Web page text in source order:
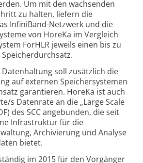
Um mit den wachsenden
zu halten, liefern die
InfiniBand-Netzwerk und die
von HoreKa im Vergleich
ForHLR jeweils einen bis zu
soll zusätzlich die
auf externen Speicher­systemen
garantieren. HoreKa ist auch
s Datenrate an die „Large Scale
des SCC angebunden, die seit
Infrastruktur für die
Archivierung und Analyse
bietet.
im 2015 für den Vorgänger